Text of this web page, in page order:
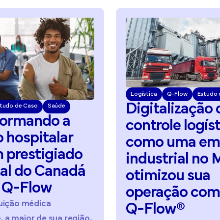
Logística Q-Flow Estudo de Caso
Digitalização
do
controle
logístico:
como
empresa
industrial
México
otimizou
operação
o
Q-Flow®